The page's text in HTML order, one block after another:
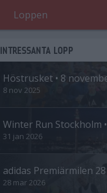
Loppen
INTRESSANTA LOPP
Höstrusket • 8
8 nov 2025
Winter Run Stockholm
31 jan 2026
adidas Premiärmilen
28 mar 2026